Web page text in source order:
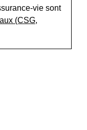
vie sont
(CSG,